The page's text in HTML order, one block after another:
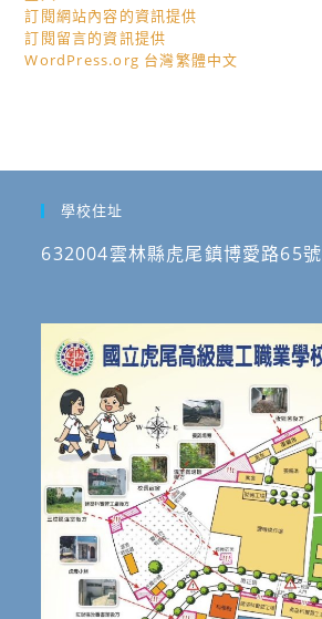
訂閱網站內容的資訊提供
訂閱留言的資訊提供
WordPress.org 台灣繁體中文
學校住址
632004雲林縣虎尾鎮博愛路65號